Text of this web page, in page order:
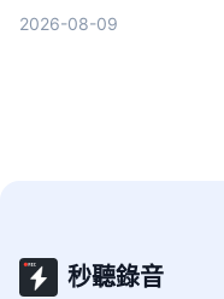
2026-08-09
秒聽錄音